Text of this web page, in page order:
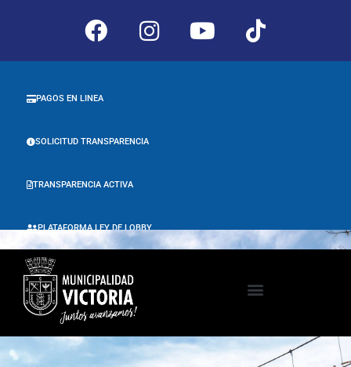
PLATAFORMA LEY DE LOBBY
TRANSPARENCIA ACTIVA
SOLICITUD TRANSPARENCIA
PAGOS EN LINEA